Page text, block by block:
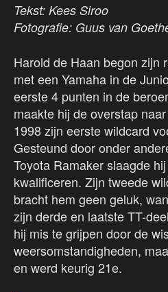
Tekst: Kees Siroo
Fotografie: Guus van
Harold de Haan begon zijn
met een Yamaha in de
eerste 4 punten in de
maakte hij de overstap
1998 zijn eerste wildcard
Gesteund door onder
Toyota Ramaker slaagde
kwalificeren. Zijn tweede
bracht hem geen geluk,
zijn derde en laatste TT-
hij mis te grijpen door de
weersomstandigheden,
en werd keurig 21e.